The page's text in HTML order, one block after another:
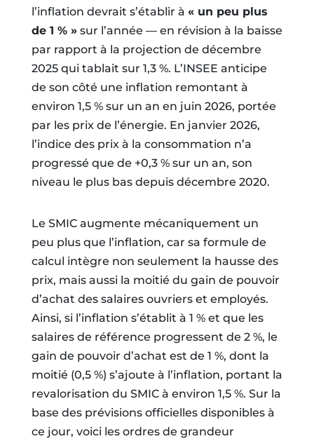
l’inflation devrait s’établir à « un peu plus
de 1 % »sur l’année — en révision à la baisse
par rapport à la projection de décembre
2025 qui tablait sur 1,3 %. L’INSEE anticipe
de son côté une inflation remontant à
environ 1,5 % sur un an en juin 2026, portée
par les prix de l’énergie. En janvier 2026,
l’indice des prix à la consommation n’a
progressé que de +0,3 % sur un an, son
niveau le plus bas depuis décembre 2020.
Le SMIC augmente mécaniquement un
peu plus que l’inflation, car sa formule de
calcul intègre non seulement la hausse des
prix, mais aussi la moitié du gain de pouvoir
d’achat des salaires ouvriers et employés.
Ainsi, si l’inflation s’établit à 1 % et que les
salaires de référence progressent de 2 %, le
gain de pouvoir d’achat est de 1 %, dont la
moitié (0,5 %) s’ajoute à l’inflation, portant la
revalorisation du SMIC à environ 1,5 %. Sur la
base des prévisions officielles disponibles à
ce jour, voici les ordres de grandeur